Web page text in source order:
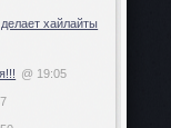
хайлайты
@ 19:05